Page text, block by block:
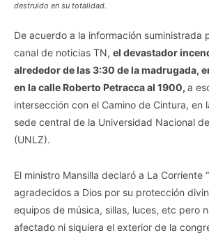
destruido en su totalidad.
De acuerdo a la información suministrada
canal de noticias TN, el devastador
alrededor de las 3:30 de la madrugada,
en la calle Roberto Petracca al 1900, a
intersección con el Camino de Cintura, en
sede central de la Universidad Nacional
(UNLZ).
El ministro Mansilla declaró a La Corriente
agradecidos a Dios por su protección
equipos de música, sillas, luces, etc pero
afectado ni siquiera el exterior de la